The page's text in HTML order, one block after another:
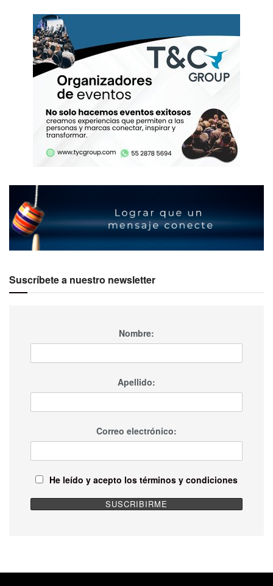
Suscríbete a nuestro newsletter
Nombre:
Apellido:
Correo electrónico:
He leído y acepto los términos y condiciones